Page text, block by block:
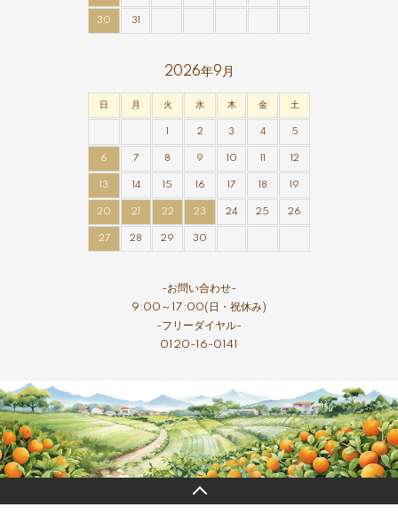
30 31
2026年9月
日 月 火 水 木 金 土
1 2 3 4 5
6 7 8 9 10 11 12
13 14 15 16 17 18 19
20 21 22 23 24 25 26
27 28 29 30
-お問い合わせ-
9:00～17:00(日・祝休み)
-フリーダイヤル-
0120-16-0141